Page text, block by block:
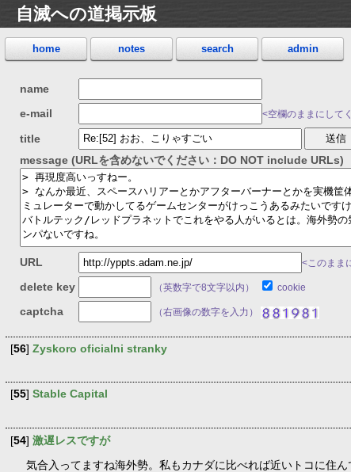
自滅への道掲示板
home notes search admin
name
e-mail
<空欄のままにして
title
message (URLを含めないでください：DO NOT include URLs)
URL <このまま
delete key （英数字で8文字以内） cookie
captcha （右画像の数字を入力）
[56]Zyskoro oficialni stranky
[55]Stable Capital
[54]激遅レスですが
気合入ってますね海外勢。私もカナダに比べれば近いトコに住